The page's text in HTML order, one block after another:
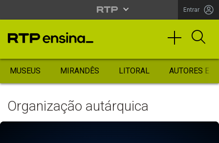
Entrar
MUSEUS MIRANDÊS LITORAL AUTORES
Organização autárquica